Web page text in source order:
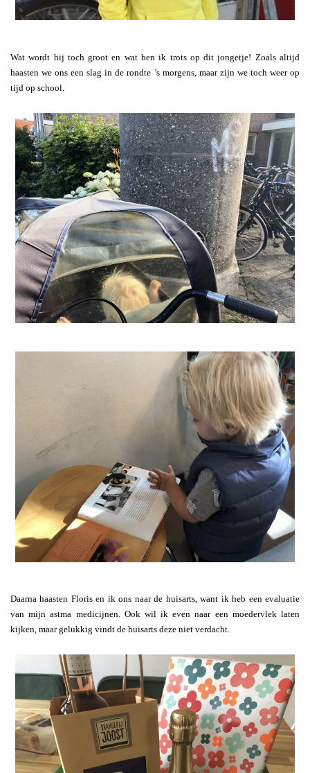
Wat wordt hij toch groot en wat ben ik trots op dit jongetje! Zoals altijd
haasten we ons een slag in de rondte ’s morgens, maar zijn we toch weer op
tijd op school.
Daarna haasten Floris en ik ons naar de huisarts, want ik heb een evaluatie
van mijn astma medicijnen. Ook wil ik even naar een moedervlek laten
kijken, maar gelukkig vindt de huisarts deze niet verdacht.